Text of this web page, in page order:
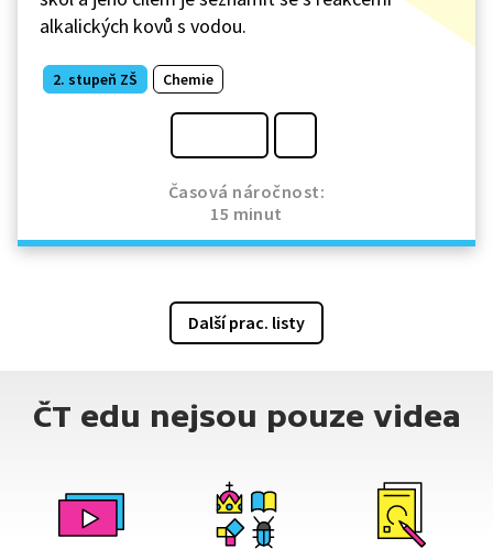
alkalických kovů s vodou.
2. stupeň ZŠ Chemie
Časová náročnost:
15 minut
Další prac. listy
ČT edu nejsou pouze videa